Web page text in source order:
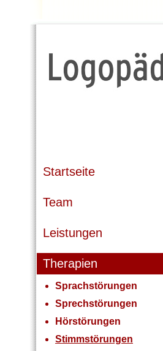
Startseite
Team
Leistungen
Therapien
Sprachstörungen
Sprechstörungen
Hörstörungen
Stimmstörungen